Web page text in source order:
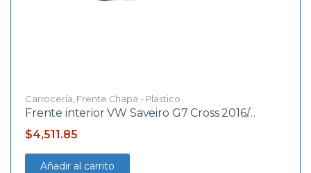
Carrocería Frente Chapa - Plastico
Frente interior VW Saveiro G7 Cross 2016/…
$4,511.85
Añadir al carrito